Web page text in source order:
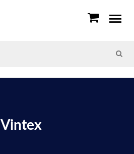
Vintex